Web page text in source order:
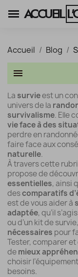
ACCUEIL
Accueil Blog
menu
La survieest un
univers de la
survivalisme. Elle
vie face à des
perdre en
faire face aux
naturelle.
À travers cette
propose de
essentielles, ainsi
descomparatifs
est de vous aider à
adaptée, qu’il
ou d’un kit de
nécessaires pour
Tester, comparer
demieux
choisir
besoins.